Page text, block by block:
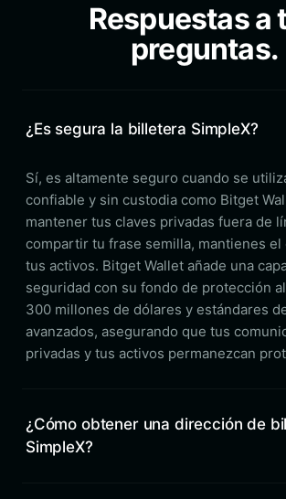
Respuestas a
preguntas.
¿Es segura la billetera SimpleX?
Sí, es altamente seguro cuando se
confiable y sin custodia como Bitget
mantener tus claves privadas fuera de
compartir tu frase semilla, mantienes
tus activos. Bitget Wallet añade una
seguridad con su fondo de protección
300 millones de dólares y estándares
avanzados, asegurando que tus
privadas y tus activos permanezcan
¿Cómo obtener una dirección de
SimpleX?